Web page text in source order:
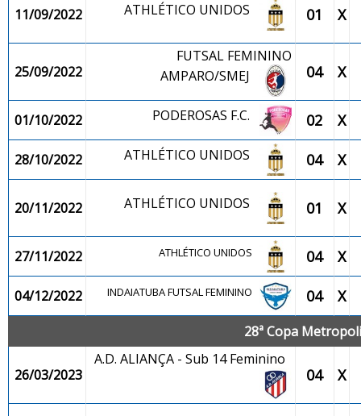
11/09/2022 ATHLÉTICO UNIDOS 01 X
25/09/2022
FUTSAL FEMININO
AMPARO/SMEJ
04 X
01/10/2022 PODEROSAS F.C. 02 X
28/10/2022 ATHLÉTICO UNIDOS 04 X
20/11/2022 ATHLÉTICO UNIDOS 01 X
27/11/2022 ATHLÉTICO UNIDOS 04 X
04/12/2022 INDAIATUBA FUTSAL FEMININO 04 X
28ª Copa
26/03/2023
A.D. ALIANÇA - Sub 14 Feminino
04 X